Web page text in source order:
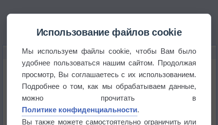
КАРТЫ ПОГОДЫ В КОБЛЕНЦЕ
Температура
Давление
Осадки
Облачность
Использование файлов cookie
Мы используем файлы cookie, чтобы Вам было
удобнее пользоваться нашим сайтом. Продолжая
просмотр, Вы соглашаетесь с их использованием.
Подробнее о том, как мы обрабатываем данные,
можно прочитать в
Политике конфиденциальности.
Вы также можете самостоятельно ограничить или